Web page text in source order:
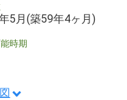
5月(築59年4ヶ月)
時期